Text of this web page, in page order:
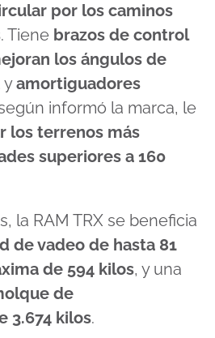
por los caminos
. Tiene brazos de control
los ángulos de
yamortiguadores
informó la marca, le
los terrenos más
superiores a 160
la RAM TRX se beneficia
de vadeo de hasta 81
de 594 kilos, y una
de
3.674 kilos.